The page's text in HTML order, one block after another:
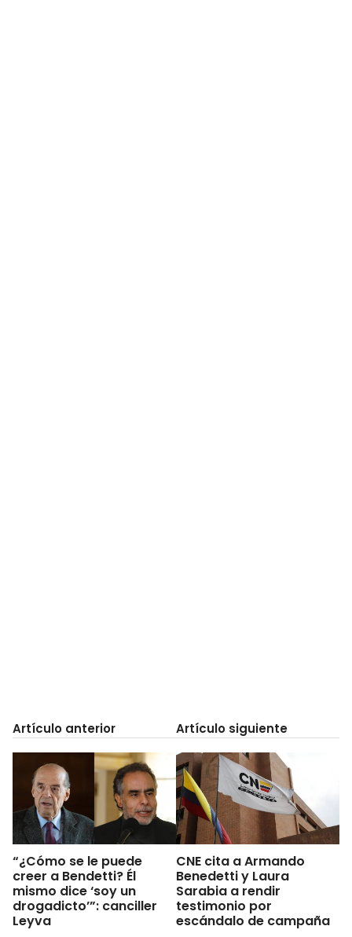
Artículo anterior
“¿Cómo se le puede
creer a Bendetti? Él
mismo dice ‘soy un
drogadicto’”: canciller
Leyva
Artículo siguiente
CNE cita a Armando
Benedetti y Laura
Sarabia a rendir
testimonio por
escándalo de campaña